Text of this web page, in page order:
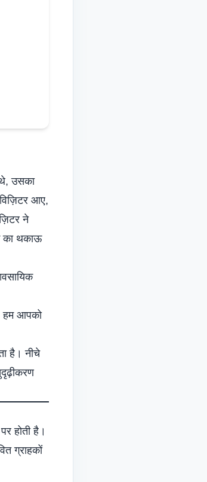
उसका
आए,
ने
का थकाऊ
हम आपको
है। नीचे
होती है।
ग्राहकों